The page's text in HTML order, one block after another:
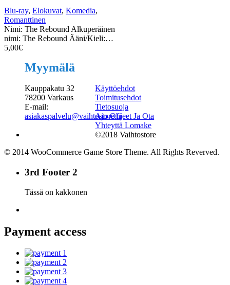
Blu-ray, Elokuvat, Komedia,
Romanttinen
Nimi: The Rebound Alkuperäinen
nimi: The Rebound Ääni/Kieli:…
5,00€
Myymälä
Kauppakatu 32
78200 Varkaus
E-mail:
asiakaspalvelu@vaihtostore.fi
Käyttöehdot
Toimitusehdot
Tietosuoja
Ajo-Ohjeet Ja Ota
Yhteyttä Lomake
©2018 Vaihtostore
© 2014 WooCommerce Game Store Theme. All Rights Reverved.
3rd Footer 2
Tässä on kakkonen
Payment access